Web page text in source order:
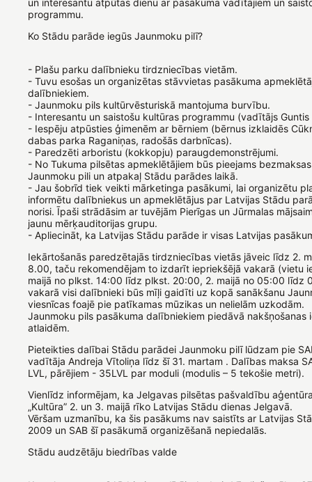
un interesantu atpūtas dienu ar pasākuma vadītājiem un
programmu.
Ko Stādu parāde iegūs Jaunmoku pilī?
- Plašu parku dalībnieku tirdzniecības vietām.
- Tuvu esošas un organizētas stāvvietas pasākuma
dalībniekiem.
- Jaunmoku pils kultūrvēsturiskā mantojuma burvību.
- Interesantu un saistošu kultūras programmu (vadītājs Guntis
- Iespēju atpūsties ģimenēm ar bērniem (bērnus izklaidēs
dabas parka Raganiņas, radošās darbnīcas).
- Paredzēti arboristu (kokkopju) paraugdemonstrējumi.
- No Tukuma pilsētas apmeklētājiem būs pieejams
Jaunmoku pili un atpakaļ Stādu parādes laikā.
- Jau šobrīd tiek veikti mārketinga pasākumi, lai organizētu
informētu dalībniekus un apmeklētājus par Latvijas Stādu
norisi. Īpaši strādāsim ar tuvējām Pierīgas un Jūrmalas
jaunu mērķauditorijas grupu.
- Apliecināt, ka Latvijas Stādu parāde ir visas Latvijas
Iekārtošanās paredzētajās tirdzniecības vietās jāveic līdz 2.
8.00, taču rekomendējam to izdarīt iepriekšējā vakarā (vietu
maijā no plkst. 14:00 līdz plkst. 20:00, 2. maijā no 05:00 līdz
vakarā visi dalībnieki būs mīļi gaidīti uz kopā sanākšanu
viesnīcas foajē pie patīkamas mūzikas un nelielām uzkodām.
Jaunmoku pils pasākuma dalībniekiem piedāvā nakšņošanas
atlaidēm.
Pieteikties dalībai Stādu parādei Jaunmoku pilī lūdzam pie
vadītāja Andreja Vītoliņa līdz šī 31. martam . Dalības maksa
LVL, pārējiem - 35LVL par moduli (modulis – 5 tekošie metri).
Vienlīdz informējam, ka Jelgavas pilsētas pašvaldību
„Kultūra” 2. un 3. maijā rīko Latvijas Stādu dienas Jelgavā.
Vēršam uzmanību, ka šis pasākums nav saistīts ar Latvijas
2009 un SAB šī pasākumā organizēšanā nepiedalās.
Stādu audzētāju biedrības valde